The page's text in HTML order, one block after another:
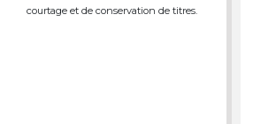
courtage et de conservation de titres.